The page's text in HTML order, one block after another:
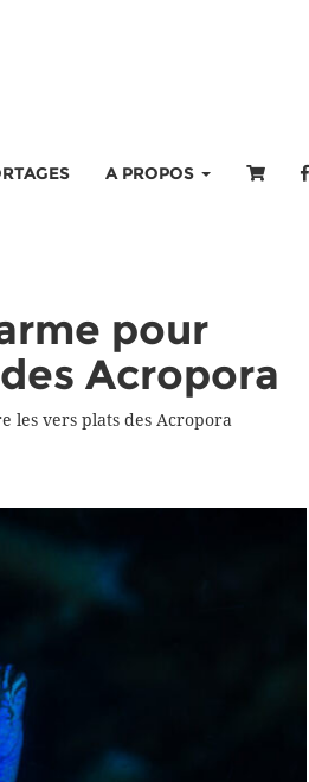
A PROPOS
pour
Acropora
les vers plats des Acropora